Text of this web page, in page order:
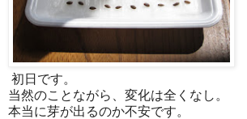
初日です。
当然のことながら、変化は全くなし。
本当に芽が出るのか不安です。